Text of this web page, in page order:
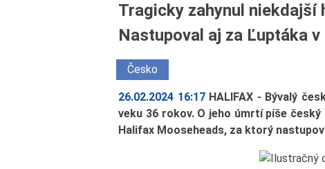
Tragicky zahynul niekdajší
Nastupoval aj za Ľuptáka v
Česko
26.02.2024 16:17 HALIFAX - Bývalý
veku 36 rokov. O jeho úmrtí píše
Halifax Mooseheads, za ktorý